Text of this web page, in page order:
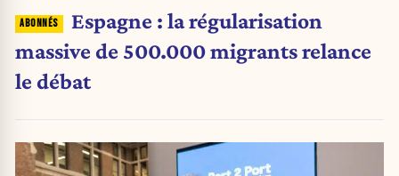
Espagne : la régularisation
massive de 500.000 migrants relance
le débat